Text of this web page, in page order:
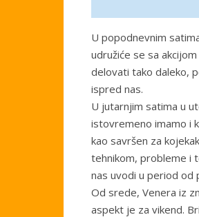
U popodnevnim
udružiće se sa
delovati tako daleko,
ispred nas.
U jutarnjim satima u
istovremeno imamo i
kao savršen za
tehnikom, probleme i
nas uvodi u period od
Od srede, Venera iz
aspekt je za vikend.